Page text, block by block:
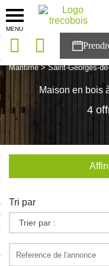
MENU
solutions
Trecobois
à NESTOR
Maritime>Saint-Georges-
Maison en bois
4
Tri par